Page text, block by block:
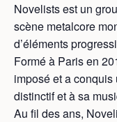
Novelists est un
scène metalcore
d’éléments
Formé à Paris en
imposé et a
distinctif et à sa
Au fil des ans,